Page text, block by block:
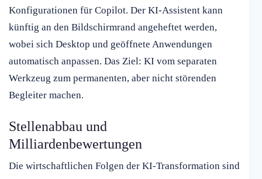
Konfigurationen für Copilot. Der KI-Assistent kann
künftig an den Bildschirmrand angeheftet werden,
wobei sich Desktop und geöffnete Anwendungen
automatisch anpassen. Das Ziel: KI vom separaten
Werkzeug zum permanenten, aber nicht störenden
Begleiter machen.
Stellenabbau und
Milliardenbewertungen
Die wirtschaftlichen Folgen der KI-Transformation sind